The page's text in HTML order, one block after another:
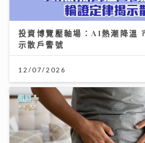
投資博覽壓軸場：AI熱潮降溫
示散戶警號
12/07/2026